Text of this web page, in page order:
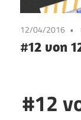
12/04/2016
#12 von
#12